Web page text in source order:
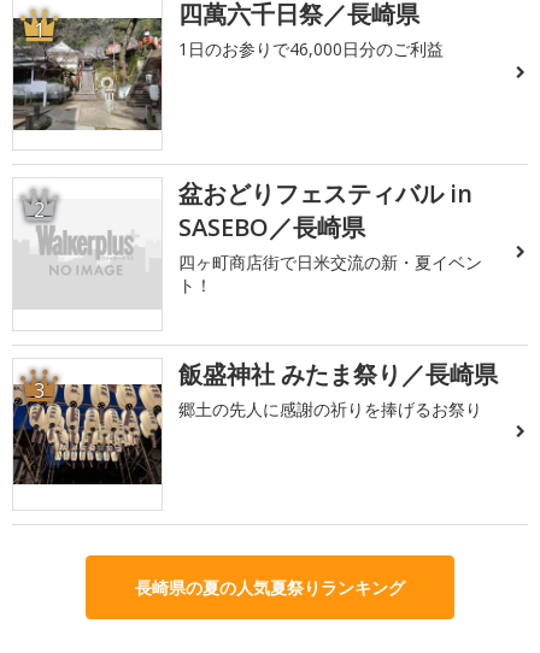
1 四萬六千日祭／長崎県
1日のお参りで46,000日分のご利益
2
盆おどりフェスティバル in
SASEBO／長崎県
四ヶ町商店街で日米交流の新・夏イベン
ト！
3 飯盛神社 みたま祭り／長崎県
郷土の先人に感謝の祈りを捧げるお祭り
長崎県の夏の人気夏祭りランキング